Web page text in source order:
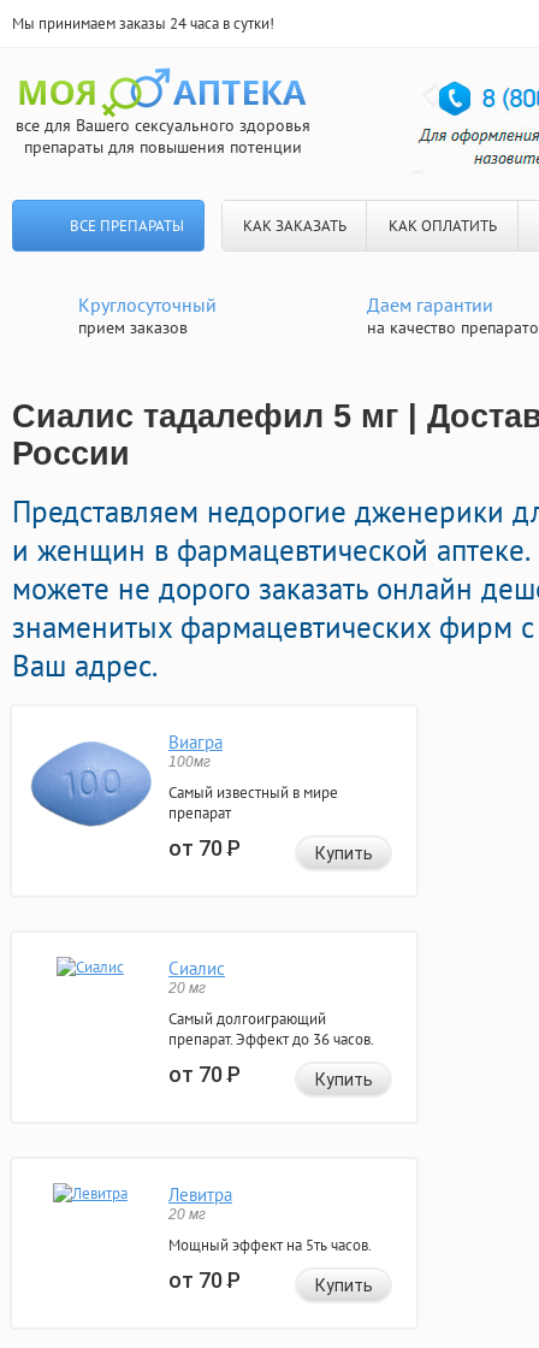
Мы принимаем заказы 24 часа в сутки!
все для Вашего сексуального здоровья
препараты для повышения потенции
ВСЕ ПРЕПАРАТЫ КАК ЗАКАЗАТЬ КАК ОПЛАТИТЬ
Круглосуточный
прием заказов
Даем гарантии
на качество
Сиалис тадалефил 5 мг |
России
Представляем недорогие дженерики
и женщин в фармацевтической
можете не дорого заказать онлайн
знаменитых фармацевтических фирм с
Ваш адрес.
Виагра
100мг
Самый известный в мире
препарат
от 70Р Купить
Сиалис
20 мг
Самый долгоиграющий
препарат. Эффект до 36 часов.
от 70Р Купить
Левитра
20 мг
Мощный эффект на 5ть часов.
от 70Р Купить